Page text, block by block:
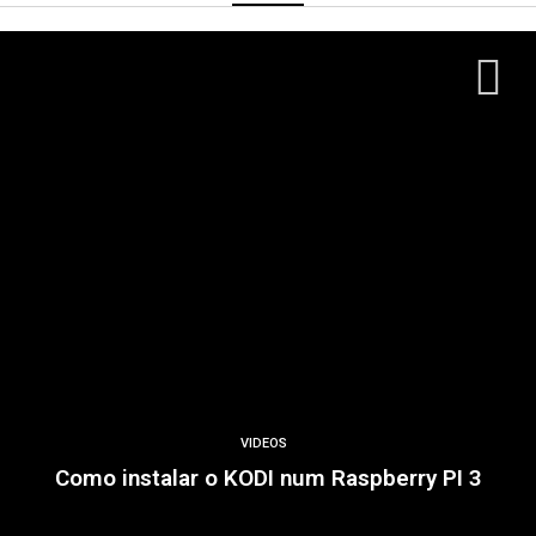
VIDEOS
Como instalar o KODI num Raspberry PI 3